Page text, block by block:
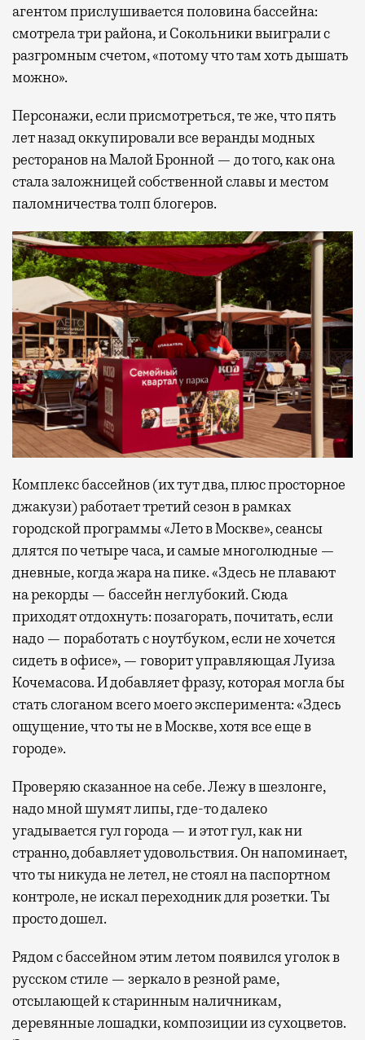
агентом прислушивается половина бассейна:
смотрела три района, и Сокольники выиграли с
разгромным счетом, «потому что там хоть дышать
можно».
Персонажи, если присмотреться, те же, что пять
лет назад оккупировали все веранды модных
ресторанов на Малой Бронной — до того, как она
стала заложницей собственной славы и местом
паломничества толп блогеров.
Комплекс бассейнов (их тут два, плюс просторное
джакузи) работает третий сезон в рамках
городской программы «Лето в Москве», сеансы
длятся по четыре часа, и самые многолюдные —
дневные, когда жара на пике. «Здесь не плавают
на рекорды — бассейн неглубокий. Сюда
приходят отдохнуть: позагорать, почитать, если
надо — поработать с ноутбуком, если не хочется
сидеть в офисе», — говорит управляющая Луиза
Кочемасова. И добавляет фразу, которая могла бы
стать слоганом всего моего эксперимента: «Здесь
ощущение, что ты не в Москве, хотя все еще в
городе».
Проверяю сказанное на себе. Лежу в шезлонге,
надо мной шумят липы, где-то далеко
угадывается гул города — и этот гул, как ни
странно, добавляет удовольствия. Он напоминает,
что ты никуда не летел, не стоял на паспортном
контроле, не искал переходник для розетки. Ты
просто дошел.
Рядом с бассейном этим летом появился уголок в
русском стиле — зеркало в резной раме,
отсылающей к старинным наличникам,
деревянные лошадки, композиции из сухоцветов.